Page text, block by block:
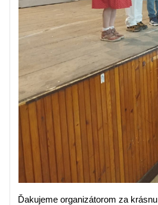
Ďakujeme organizátorom za